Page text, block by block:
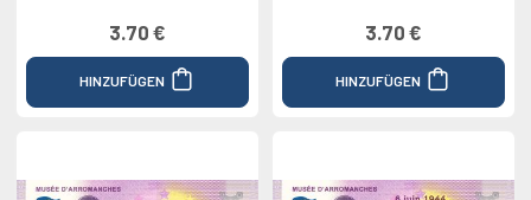
3.70 €
HINZUFÜGEN
3.70 €
HINZUFÜGEN